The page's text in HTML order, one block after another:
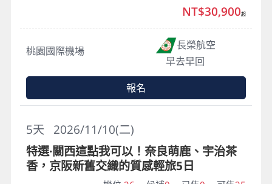
桃園國際機場
長榮航空
早去早回
NT$30,900起
報名
2026/11/10(二)
5天
特選·關西這點我可以！奈良萌鹿、宇治茶
香，京阪新舊交織的質感輕旅5日